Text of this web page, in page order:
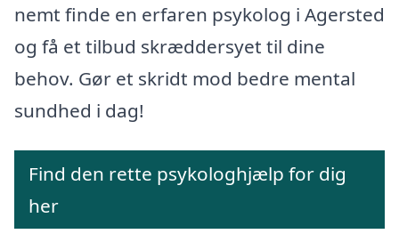
nemt finde en erfaren psykolog i Agersted
og få et tilbud skræddersyet til dine
behov. Gør et skridt mod bedre mental
sundhed i dag!
Find den rette psykologhjælp for dig
her